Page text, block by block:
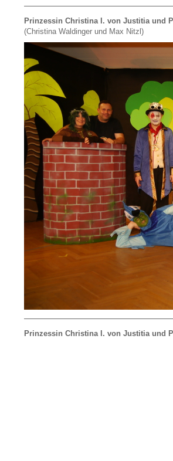
Prinzessin Christina I. von Justitia und
(Christina Waldinger und Max Nitzl)
Prinzessin Christina I. von Justitia und